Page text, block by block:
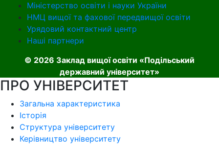
Міністерство освіти і науки України
НМЦ вищої та фахової передвищої освіти
Урядовий контактний центр
Наші партнери
© 2026 Заклад вищої освіти «Подільський
державний університет»
ПРО УНІВЕРСИТЕТ
Загальна характеристика
Історія
Структура університету
Керівництво університету